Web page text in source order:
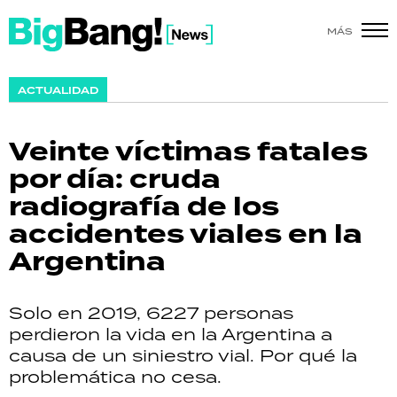
MÁS
ACTUALIDAD
Veinte víctimas fatales
por día: cruda
radiografía de los
accidentes viales en la
Argentina
Solo en 2019, 6227 personas
perdieron la vida en la Argentina a
causa de un siniestro vial. Por qué la
problemática no cesa.
SHOW
ACTUALIDAD
POLICIALES
ECONOMÍA
SALUD
DEPORTES